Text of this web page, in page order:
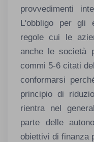
provvedimenti
L'obbligo per gli
regole cui le
anche le società
commi 5-6 citati
conformarsi
principio di
rientra nel
parte delle
obiettivi di finanza